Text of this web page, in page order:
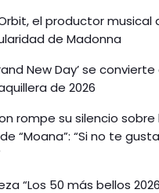
el productor musical
de Madonna
New Day’ se convierte
de 2026
rompe su silencio sobre
“Moana”: “Si no te
“Los 50 más bellos